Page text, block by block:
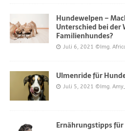
Hundewelpen –
Unterschied bei der
Familienhundes?
Juli 6, 2021 ©Img.
Ulmenride für
Juli 5, 2021 ©Img.
Ernährungstipps